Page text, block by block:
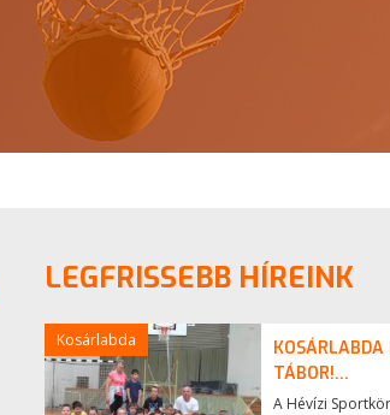
LEGFRISSEBB HÍREINK
Kosárlabda
KOSÁRLABDA
TÁBOR!...
A Hévízi